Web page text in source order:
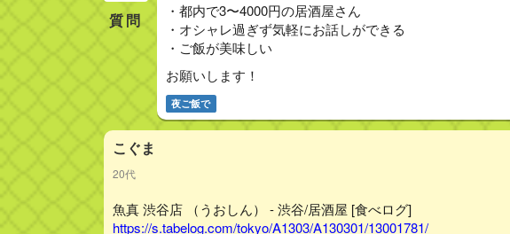
質問
・都内で3〜4000円の居酒屋さん
・オシャレ過ぎず気軽にお話しができる
・ご飯が美味しい
お願いします！
夜ご飯で
こぐま
20代
魚真 渋谷店 （うおしん） - 渋谷/居酒屋 [食べログ]
https://s.tabelog.com/tokyo/A1303/A130301/13001781/